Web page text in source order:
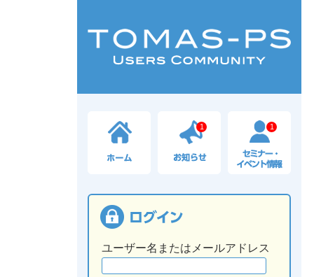
1 1
ユーザー名またはメールアドレス